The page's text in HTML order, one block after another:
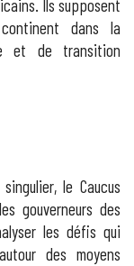
Ils supposent
dans la
et de transition
le Caucus
gouverneurs des
les défis qui
des moyens